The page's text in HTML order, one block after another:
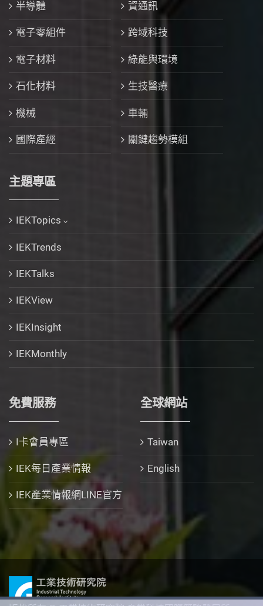
半導體 資通訊
電子零組件 跨域科技
電子材料 綠能與環境
石化材料 生技醫療
機械 車輛
國際產經 關鍵趨勢模組
主題專區
IEKTopics
IEKTrends
IEKTalks
IEKView
IEKInsight
IEKMonthly
免費服務
I卡會員專區
IEK每日產業情報
IEK產業情報網LINE官方
全球網站
Taiwan
English